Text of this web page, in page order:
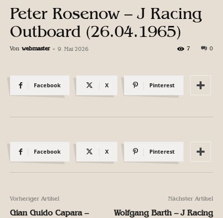
Peter Rosenow – J Racing
Outboard (26.04.1965)
Von webmaster - 9. Mai 2026 0
7
Facebook X Pinterest
Facebook X Pinterest
Vorheriger Artikel
Gian Guido Capara –
Nächster Artikel
Wolfgang Barth – J Racing